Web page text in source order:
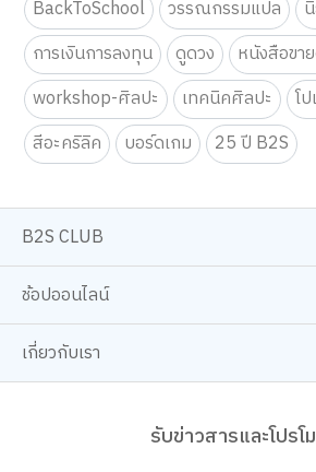
BackToSchool
วรรณกรรมแปล
การเงินการลงทุน
ดูดวง
หนังสือขา
workshop-ศิลปะ
เทคนิคศิลปะ
โ
สีอะคริลิค
บอร์ดเกม 25 ปี B2S